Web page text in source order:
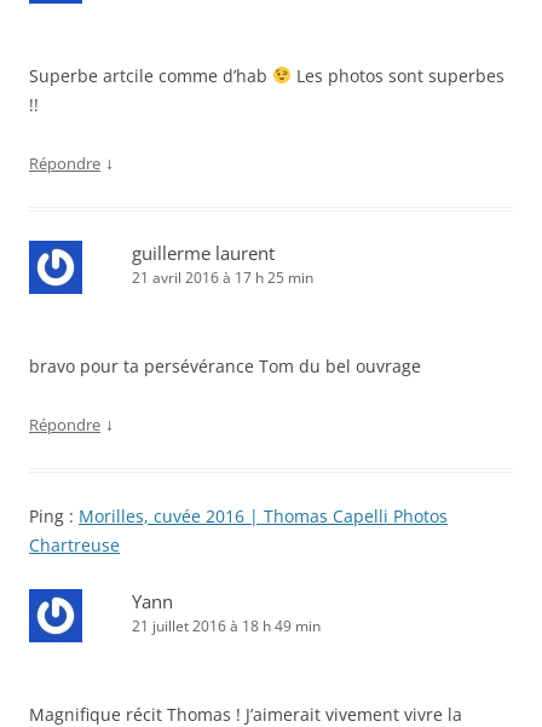
Superbe artcile comme d’hab
Les photos sont superbes
!!
Répondre ↓
guillerme laurent
21 avril 2016 à 17 h 25 min
bravo pour ta persévérance Tom du bel ouvrage
Répondre ↓
Ping : Morilles, cuvée 2016 | Thomas Capelli Photos
Chartreuse
Yann
21 juillet 2016 à 18 h 49 min
Magnifique récit Thomas ! J’aimerait vivement vivre la